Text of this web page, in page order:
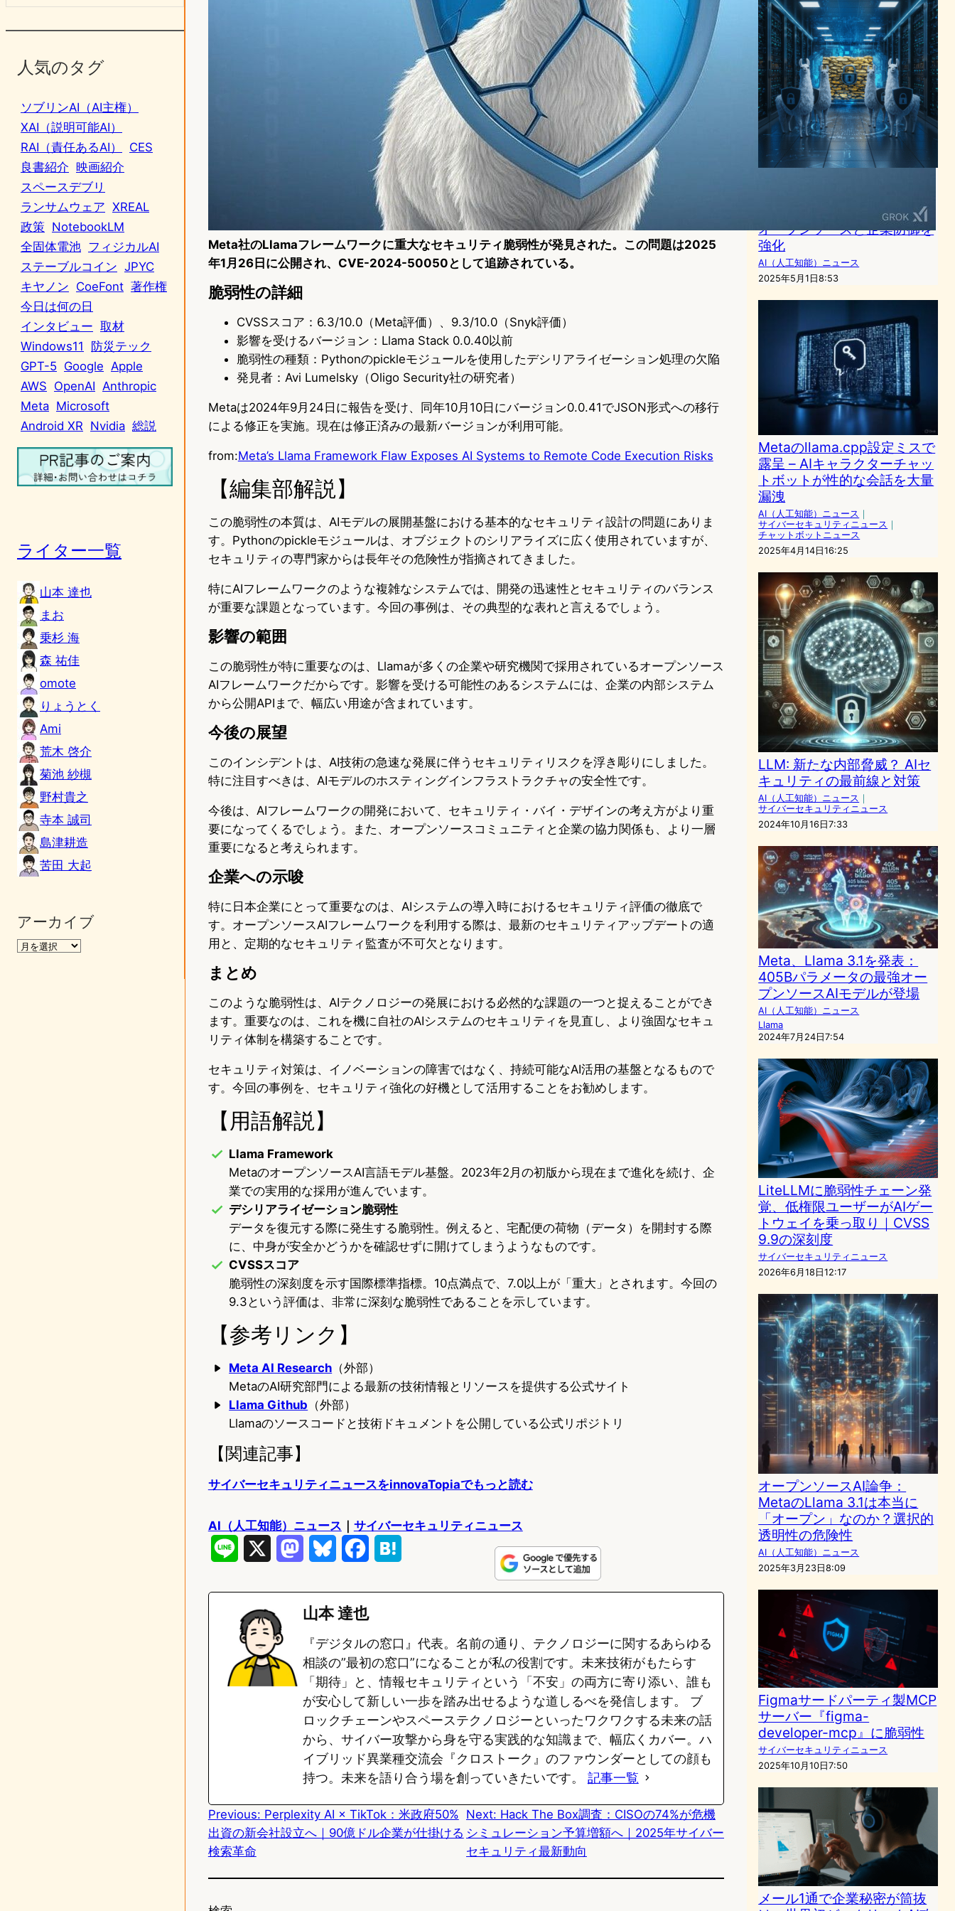
人気のタグ
ソブリンAI（AI主権）
XAI（説明可能AI）
RAI（責任あるAI）
CES
良書紹介 映画紹介
スペースデブリ
ランサムウェア XREAL
政策 NotebookLM
全固体電池 フィジカルAI
ステーブルコイン JPYC
キヤノン CoeFont 著作権
今日は何の日
インタビュー 取材
Windows11
防災テック
GPT-5 Google Apple
AWS OpenAI Anthropic
Meta Microsoft
Android XR Nvidia 総説
ライター一覧
山本 達也
まお
乗杉 海
森 祐佳
omote
りょうとく
Ami
荒木 啓介
菊池 紗槻
野村貴之
寺本 誠司
島津耕造
苦田 大起
アーカイブ
Meta社のLlamaフレームワークに重大なセキュリティ脆弱性が発見された。この問題は2025
年1月26日に公開され、CVE-2024-50050として追跡されている。
脆弱性の詳細
CVSSスコア：6.3/10.0（Meta評価）、9.3/10.0（Snyk評価）
影響を受けるバージョン：Llama Stack 0.0.40以前
脆弱性の種類：Pythonのpickleモジュールを使用したデシリアライゼーション処理の欠陥
発見者：Avi Lumelsky（Oligo Security社の研究者）
Metaは2024年9月24日に報告を受け、同年10月10日にバージョン0.0.41でJSON形式への移行
による修正を実施。現在は修正済みの最新バージョンが利用可能。
from:Meta’s Llama Framework Flaw Exposes AI Systems to Remote Code Execution Risks
【編集部解説】
この脆弱性の本質は、AIモデルの展開基盤における基本的なセキュリティ設計の問題にありま
す。Pythonのpickleモジュールは、オブジェクトのシリアライズに広く使用されていますが、
セキュリティの専門家からは長年その危険性が指摘されてきました。
特にAIフレームワークのような複雑なシステムでは、開発の迅速性とセキュリティのバランス
が重要な課題となっています。今回の事例は、その典型的な表れと言えるでしょう。
影響の範囲
この脆弱性が特に重要なのは、Llamaが多くの企業や研究機関で採用されているオープンソース
AIフレームワークだからです。影響を受ける可能性のあるシステムには、企業の内部システム
から公開APIまで、幅広い用途が含まれています。
今後の展望
このインシデントは、AI技術の急速な発展に伴うセキュリティリスクを浮き彫りにしました。
特に注目すべきは、AIモデルのホスティングインフラストラクチャの安全性です。
今後は、AIフレームワークの開発において、セキュリティ・バイ・デザインの考え方がより重
要になってくるでしょう。また、オープンソースコミュニティと企業の協力関係も、より一層
重要になると考えられます。
企業への示唆
特に日本企業にとって重要なのは、AIシステムの導入時におけるセキュリティ評価の徹底で
す。オープンソースAIフレームワークを利用する際は、最新のセキュリティアップデートの適
用と、定期的なセキュリティ監査が不可欠となります。
まとめ
このような脆弱性は、AIテクノロジーの発展における必然的な課題の一つと捉えることができ
ます。重要なのは、これを機に自社のAIシステムのセキュリティを見直し、より強固なセキュ
リティ体制を構築することです。
セキュリティ対策は、イノベーションの障害ではなく、持続可能なAI活用の基盤となるもので
す。今回の事例を、セキュリティ強化の好機として活用することをお勧めします。
【用語解説】
Llama Framework
MetaのオープンソースAI言語モデル基盤。2023年2月の初版から現在まで進化を続け、企
業での実用的な採用が進んでいます。
デシリアライゼーション脆弱性
データを復元する際に発生する脆弱性。例えると、宅配便の荷物（データ）を開封する際
に、中身が安全かどうかを確認せずに開けてしまうようなものです。
CVSSスコア
脆弱性の深刻度を示す国際標準指標。10点満点で、7.0以上が「重大」とされます。今回の
9.3という評価は、非常に深刻な脆弱性であることを示しています。
【参考リンク】
Meta AI Research （外部）
MetaのAI研究部門による最新の技術情報とリソースを提供する公式サイト
Llama Github （外部）
Llamaのソースコードと技術ドキュメントを公開している公式リポジトリ
【関連記事】
サイバーセキュリティニュースをinnovaTopiaでもっと読む
AI（人工知能）ニュース ｜ サイバーセキュリティニュース
e
o
d
o
n
u
s
k
y
b
o
o
k
n
a
山本 達也
『デジタルの窓口』代表。名前の通り、テクノロジーに関するあらゆる
相談の”最初の窓口”になることが私の役割です。未来技術がもたらす
「期待」と、情報セキュリティという「不安」の両方に寄り添い、誰も
が安心して新しい一歩を踏み出せるような道しるべを発信します。 ブ
ロックチェーンやスペーステクノロジーといったワクワクする未来の話
から、サイバー攻撃から身を守る実践的な知識まで、幅広くカバー。ハ
イブリッド異業種交流会『クロストーク』のファウンダーとしての顔も
持つ。未来を語り合う場を創っていきたいです。 記事一覧
Previous: Perplexity AI × TikTok：米政府50%
出資の新会社設立へ｜90億ドル企業が仕掛ける
検索革命
Next: Hack The Box調査：CISOの74%が危機
シミュレーション予算増額へ｜2025年サイバー
セキュリティ最新動向
セキュリティツール発表――
オープンソースと企業防御を
強化
AI（人工知能）ニュース
2025年5月1日8:53
Metaのllama.cpp設定ミスで
露呈 – AIキャラクターチャッ
トボットが性的な会話を大量
漏洩
AI（人工知能）ニュース ｜
サイバーセキュリティニュース ｜
チャットボットニュース
2025年4月14日16:25
LLM: 新たな内部脅威？ AIセ
キュリティの最前線と対策
AI（人工知能）ニュース ｜
サイバーセキュリティニュース
2024年10月16日7:33
Meta、Llama 3.1を発表：
405Bパラメータの最強オー
プンソースAIモデルが登場
AI（人工知能）ニュース
Llama
2024年7月24日7:54
LiteLLMに脆弱性チェーン発
覚、低権限ユーザーがAIゲー
トウェイを乗っ取り｜CVSS
9.9の深刻度
サイバーセキュリティニュース
2026年6月18日12:17
オープンソースAI論争：
MetaのLlama 3.1は本当に
「オープン」なのか？選択的
透明性の危険性
AI（人工知能）ニュース
2025年3月23日8:09
Figmaサードパーティ製MCP
サーバー『figma-
developer-mcp』に脆弱性
サイバーセキュリティニュース
2025年10月10日7:50
メール1通で企業秘密が筒抜